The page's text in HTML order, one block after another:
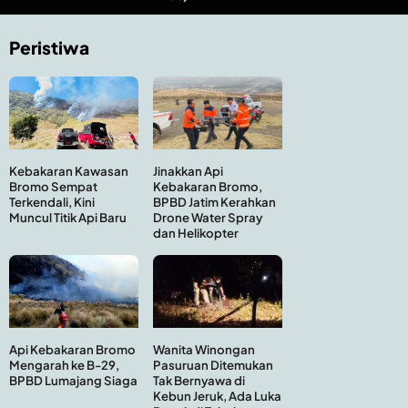
Peristiwa
Kebakaran Kawasan
Bromo Sempat
Terkendali, Kini
Muncul Titik Api Baru
Jinakkan Api
Kebakaran Bromo,
BPBD Jatim Kerahkan
Drone Water Spray
dan Helikopter
Api Kebakaran Bromo
Mengarah ke B-29,
BPBD Lumajang Siaga
Wanita Winongan
Pasuruan Ditemukan
Tak Bernyawa di
Kebun Jeruk, Ada Luka